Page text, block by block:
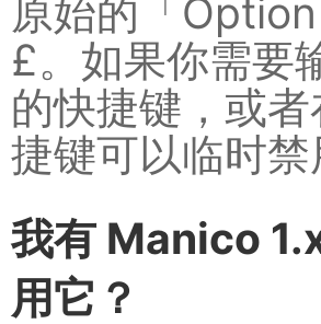
原始的「
£。如果你需要
的快捷键，或
捷键可以临时
我有 Manico
用它？